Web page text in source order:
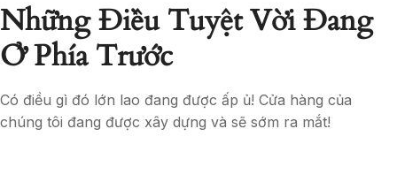
Những Điều Tuyệt Vời Đang
Ở Phía Trước
Có điều gì đó lớn lao đang được ấp ủ! Cửa hàng của
chúng tôi đang được xây dựng và sẽ sớm ra mắt!